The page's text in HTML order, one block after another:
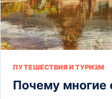
ПУТЕШЕСТВИЯ И ТУРИЗМ
Почему многие